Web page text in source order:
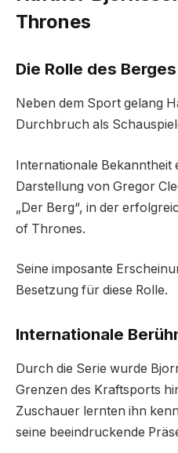
Thrones
Die Rolle des Berges
Neben dem Sport gelang
Durchbruch als
Internationale Bekanntheit
Darstellung von Gregor
„Der Berg“, in der
of Thrones.
Seine imposante
Besetzung für diese Rolle.
Internationale
Durch die Serie wurde
Grenzen des Kraftsports
Zuschauer lernten ihn
seine beeindruckende